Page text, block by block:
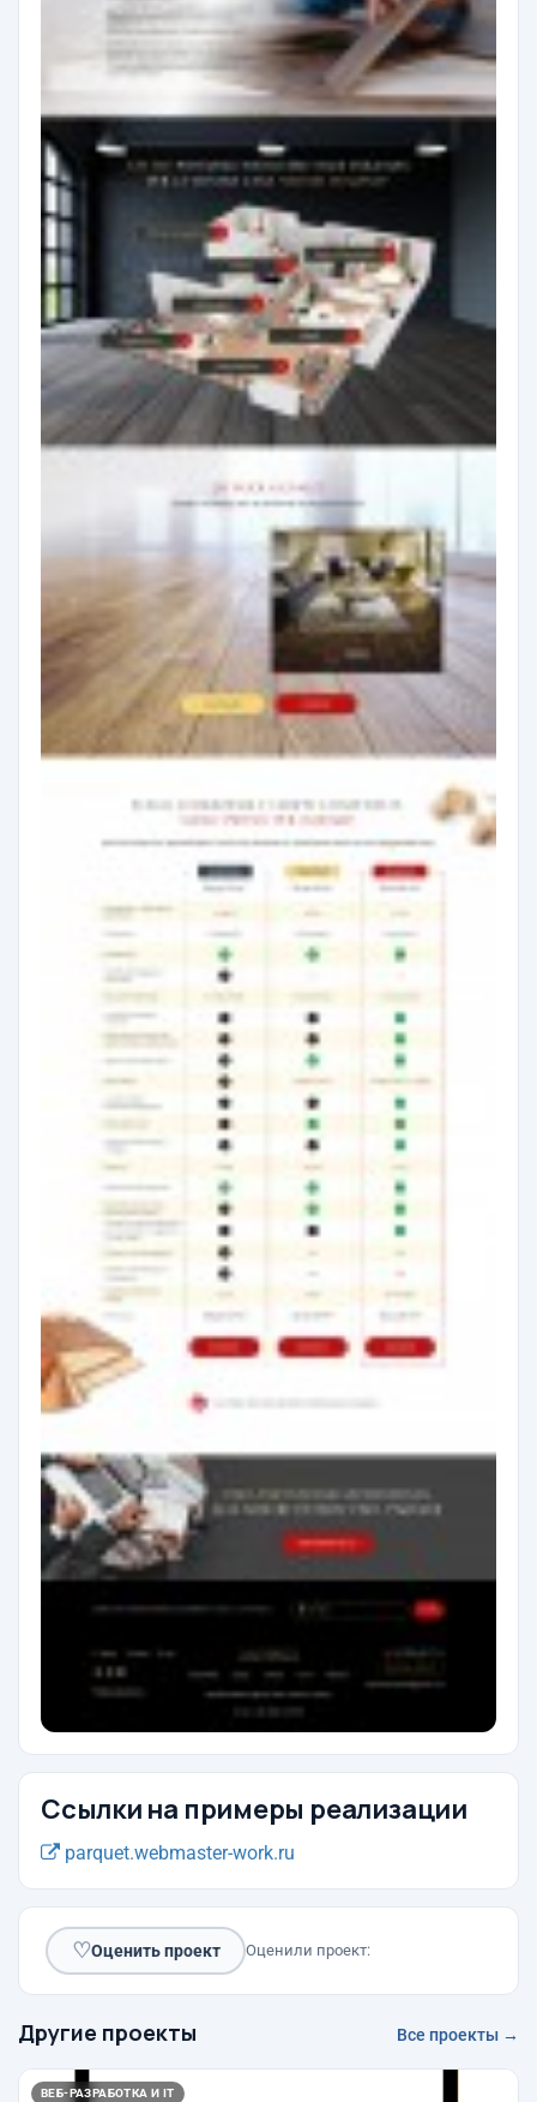
Ссылки на примеры реализации
parquet.webmaster-work.ru
♡Оценить проект Оценили проект:
Другие проекты Все проекты →
ВЕБ-РАЗРАБОТКА И IT